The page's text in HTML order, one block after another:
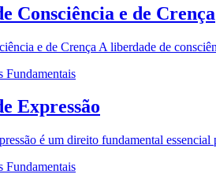
Consciência e de Crença
e de Crença A liberdade de
Fundamentais
Expressão
é um direito fundamental
Fundamentais